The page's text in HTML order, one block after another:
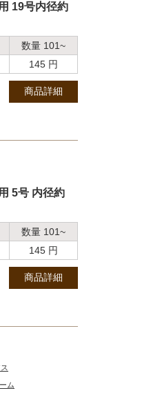
19号内径約
数量 101~
145 円
商品詳細
5号 内径約
数量 101~
145 円
商品詳細
ム